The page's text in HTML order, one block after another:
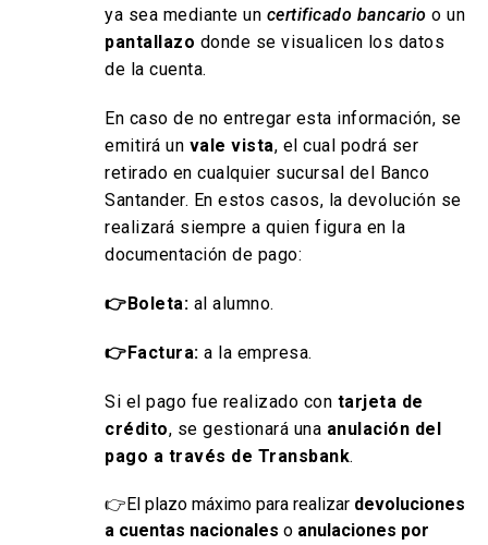
ya sea mediante un certificado bancario o un
pantallazo donde se visualicen los datos
de la cuenta.
En caso de no entregar esta información, se
emitirá un vale vista, el cual podrá ser
retirado en cualquier sucursal del Banco
Santander. En estos casos, la devolución se
realizará siempre a quien figura en la
documentación de pago:
👉Boleta: al alumno.
👉Factura: a la empresa.
Si el pago fue realizado con tarjeta de
crédito, se gestionará una anulación del
pago a través de Transbank.
👉El plazo máximo para realizar devoluciones
a cuentas nacionales o anulaciones por